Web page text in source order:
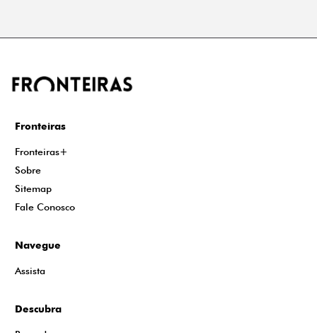
Fronteiras
Fronteiras+
Sobre
Sitemap
Fale Conosco
Navegue
Assista
Descubra